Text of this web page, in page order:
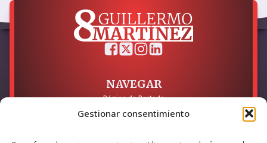
Gestionar consentimiento
NAVEGAR
Página de Portada